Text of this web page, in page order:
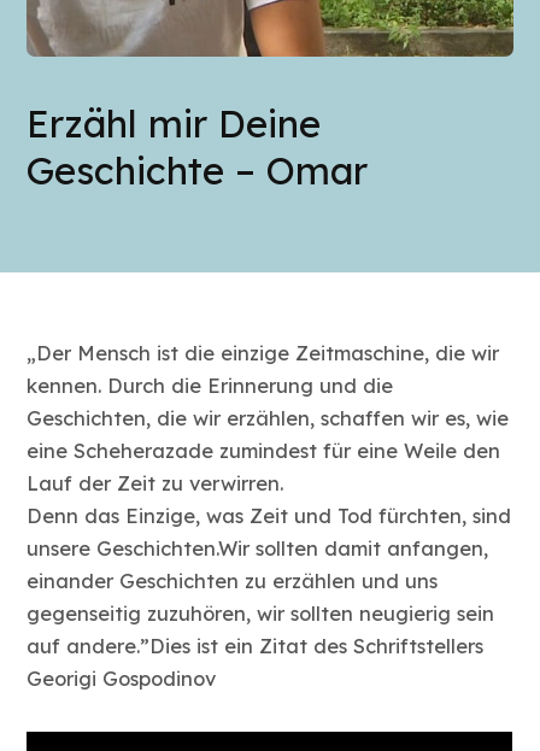
Erzähl mir Deine
Geschichte – Omar
„Der Mensch ist die einzige Zeitmaschine, die wir
kennen. Durch die Erinnerung und die
Geschichten, die wir erzählen, schaffen wir es, wie
eine Scheherazade zumindest für eine Weile den
Lauf der Zeit zu verwirren.
Denn das Einzige, was Zeit und Tod fürchten, sind
unsere Geschichten.Wir sollten damit anfangen,
einander Geschichten zu erzählen und uns
gegenseitig zuzuhören, wir sollten neugierig sein
auf andere.”Dies ist ein Zitat des Schriftstellers
Georigi Gospodinov